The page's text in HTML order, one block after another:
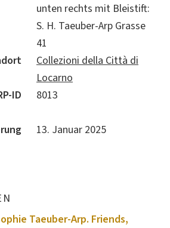
unten rechts mit Bleistift:
S. H. Taeuber-Arp Grasse
41
Collezioni della Città di
Locarno
ID
8013
13. Januar 2025
Taeuber-Arp. Friends,